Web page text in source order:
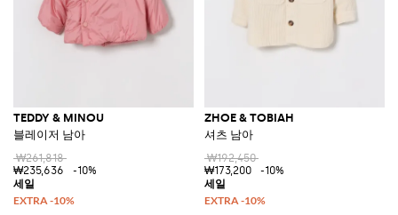
TEDDY & MINOU
블레이저 남아
₩261,818
₩235,636
-10%
ZHOE & TOBIAH
셔츠 남아
₩192,450
₩173,200
-10%